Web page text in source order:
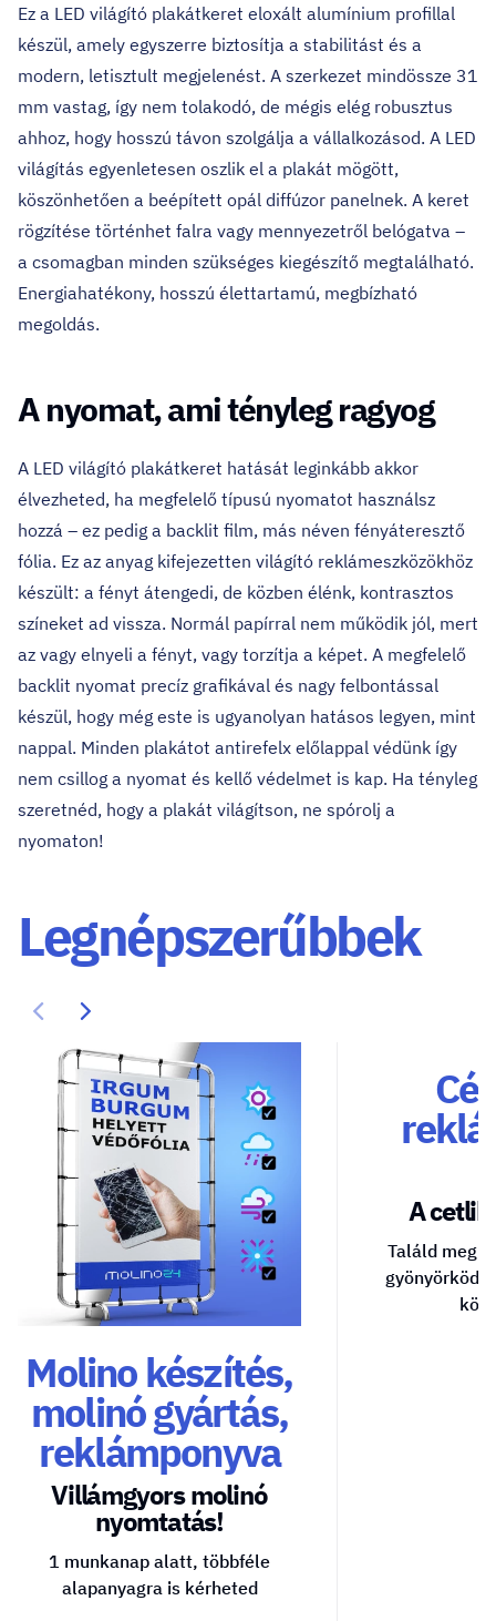
Ez a LED világító plakátkeret eloxált alumínium profillal
készül, amely egyszerre biztosítja a stabilitást és a
modern, letisztult megjelenést. A szerkezet mindössze 31
mm vastag, így nem tolakodó, de mégis elég robusztus
ahhoz, hogy hosszú távon szolgálja a vállalkozásod. A LED
világítás egyenletesen oszlik el a plakát mögött,
köszönhetően a beépített opál diffúzor panelnek. A keret
rögzítése történhet falra vagy mennyezetről belógatva –
a csomagban minden szükséges kiegészítő megtalálható.
Energiahatékony, hosszú élettartamú, megbízható
megoldás.
A nyomat, ami tényleg ragyog
A LED világító plakátkeret hatását leginkább akkor
élvezheted, ha megfelelő típusú nyomatot használsz
hozzá – ez pedig a backlit film, más néven fényáteresztő
fólia. Ez az anyag kifejezetten világító reklámeszközökhöz
készült: a fényt átengedi, de közben élénk, kontrasztos
színeket ad vissza. Normál papírral nem működik jól, mert
az vagy elnyeli a fényt, vagy torzítja a képet. A megfelelő
backlit nyomat precíz grafikával és nagy felbontással
készül, hogy még este is ugyanolyan hatásos legyen, mint
nappal. Minden plakátot antirefelx előlappal védünk így
nem csillog a nyomat és kellő védelmet is kap. Ha tényleg
szeretnéd, hogy a plakát világítson, ne spórolj a
nyomaton!
Legnépszerűbbek
Molino készítés,
molinó gyártás,
reklámponyva
Villámgyors molinó
nyomtatás!
1 munkanap alatt, többféle
alapanyagra is kérheted
A
Találd meg